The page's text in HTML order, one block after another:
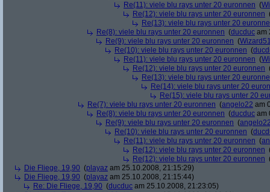
Re(11): viele blu rays unter 20 euronnen (
Re(12): viele blu rays unter 20 euronnen
Re(13): viele blu rays unter 20
Re(8): viele blu rays unter 20 euronnen (ducduc am
Re(9): viele blu rays unter 20 euronnen (
Re(10): viele blu rays unter 20 euronnen (
Re(11): viele blu rays unter 20 euronnen (
Re(12): viele blu rays unter 20 euronnen
Re(13): viele blu rays unter 20
Re(14): viele blu rays unter 20
Re(15): viele blu rays unter 20
Re(7): viele blu rays unter 20 euronnen (angelo22 am
Re(8): viele blu rays unter 20 euronnen (ducduc am
Re(9): viele blu rays unter 20 euronnen (
Re(10): viele blu rays unter 20 euronnen (
Re(11): viele blu rays unter 20 euronnen (
Re(12): viele blu rays unter 20 euronnen
Re(12): viele blu rays unter 20 euronnen
Die Fliege, 19,90 (playaz am 25.10.2008, 21:15:29)
Die Fliege, 19,90 (playaz am 25.10.2008, 21:15:44)
Re: Die Fliege, 19,90 (ducduc am 25.10.2008, 21:23:05)